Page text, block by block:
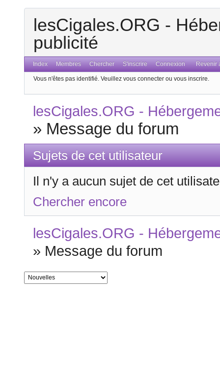
lesCigales.ORG -
publicité
Index Membres Chercher S'inscrire Connexion Revenir
Vous n'êtes pas identifié. Veuillez vous connecter ou vous inscrire.
lesCigales.ORG -
» Message du forum
Sujets de cet utilisateur
Il n'y a aucun sujet de cet
Chercher encore
lesCigales.ORG -
» Message du forum